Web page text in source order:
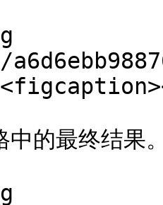
中的最终结果